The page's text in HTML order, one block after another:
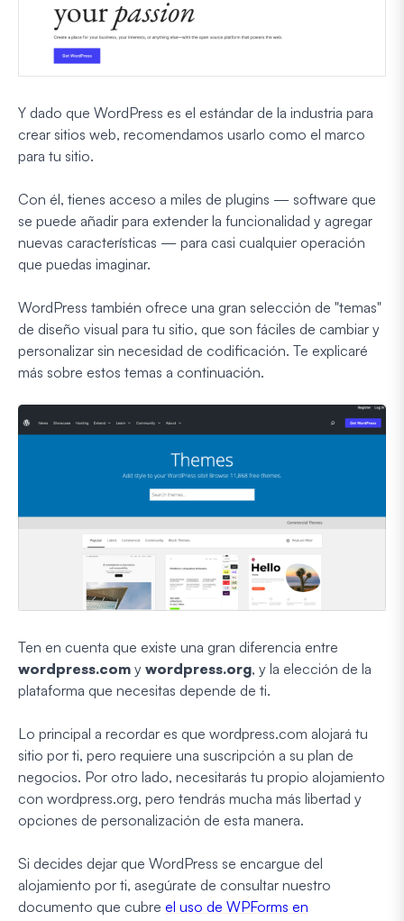
Y dado que WordPress es el estándar de la industria para
crear sitios web, recomendamos usarlo como el marco
para tu sitio.
Con él, tienes acceso a miles de plugins — software que
se puede añadir para extender la funcionalidad y agregar
nuevas características — para casi cualquier operación
que puedas imaginar.
WordPress también ofrece una gran selección de "temas"
de diseño visual para tu sitio, que son fáciles de cambiar y
personalizar sin necesidad de codificación. Te explicaré
más sobre estos temas a continuación.
Ten en cuenta que existe una gran diferencia entre
wordpress.com y wordpress.org, y la elección de la
plataforma que necesitas depende de ti.
Lo principal a recordar es que wordpress.com alojará tu
sitio por ti, pero requiere una suscripción a su plan de
negocios. Por otro lado, necesitarás tu propio alojamiento
con wordpress.org, pero tendrás mucha más libertad y
opciones de personalización de esta manera.
Si decides dejar que WordPress se encargue del
alojamiento por ti, asegúrate de consultar nuestro
documento que cubre el uso de WPForms en